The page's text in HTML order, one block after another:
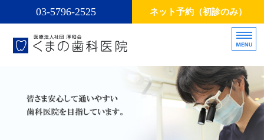
医療法人社団厚和会くまの歯科
お口の
診療方針・診療内容
03-5796-2525 ネット予約（初診のみ）